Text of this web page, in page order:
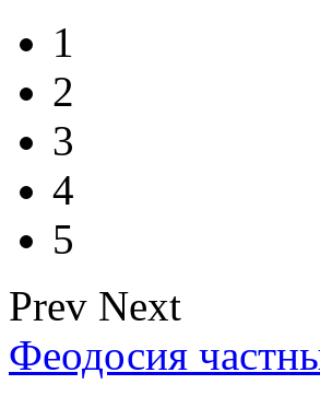
1
2
3
4
5
Prev Next
Феодосия